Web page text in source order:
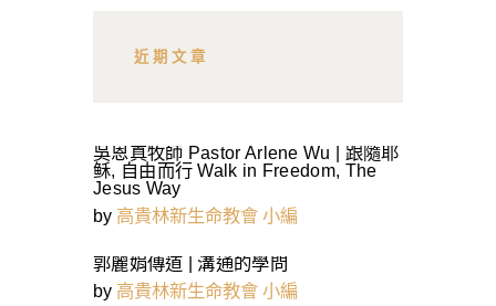
近期文章
吳恩真牧師 Pastor Arlene Wu | 跟隨耶
稣, 自由而行 Walk in Freedom, The
Jesus Way
by 高貴林新生命教會 小編
郭麗娟傳道 | 溝通的學問
by 高貴林新生命教會 小編